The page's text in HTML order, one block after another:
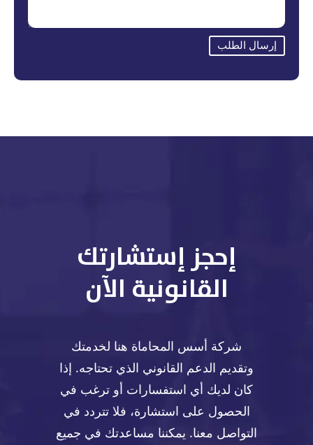
إرسال الطلب
إحجز إستشارتك
القانونية الآن
شركة أسس المحاماة هنا لخدمتك
وتقديم الدعم القانوني الذي تحتاجه. إذا
كان لديك أي استفسارات أو ترغب في
الحصول على استشارة، فلا تتردد في
التواصل معنا. يمكننا مساعدتك في جميع